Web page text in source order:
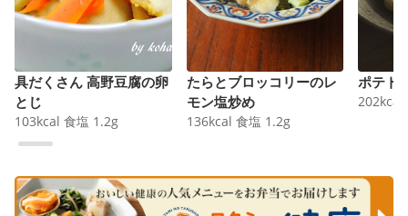
具だくさん 高野豆腐の卵
とじ
103kcal 食塩 1.2g
たらとブロッコリーのレ
モン塩炒め
136kcal 食塩 1.2g
ポテト
202kcal